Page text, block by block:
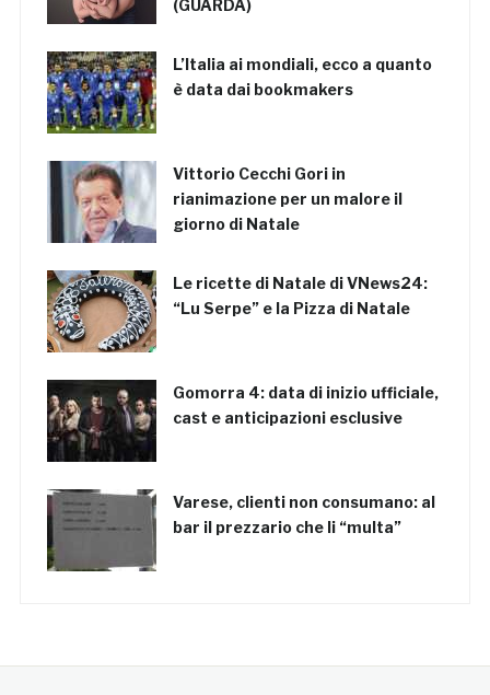
(GUARDA)
L’Italia ai mondiali, ecco a quanto
è data dai bookmakers
Vittorio Cecchi Gori in
rianimazione per un malore il
giorno di Natale
Le ricette di Natale di VNews24:
“Lu Serpe” e la Pizza di Natale
Gomorra 4: data di inizio ufficiale,
cast e anticipazioni esclusive
Varese, clienti non consumano: al
bar il prezzario che li “multa”